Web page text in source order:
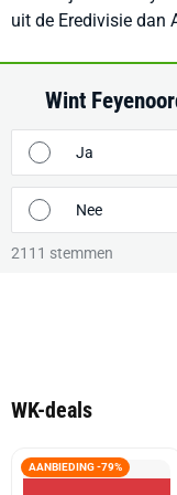
uit de Eredivisie dan
Wint
Ja
Nee
2111 stemmen
WK-deals
AANBIEDING -79%